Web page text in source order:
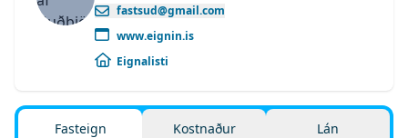
fastsud@gmail.com
www.eignin.is
Eignalisti
Fasteign Kostnaður Lán